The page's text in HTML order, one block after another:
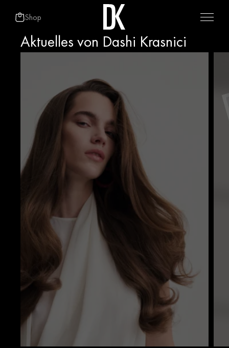
Shop
Aktuelles von Dashi Krasnici